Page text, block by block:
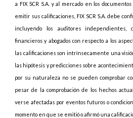
a FIX SCR S.A. y al mercado en los
emitir sus calificaciones, FIX SCR S.A. debe
incluyendo los auditores independientes,
financieros y abogados con respecto a los
las calificaciones son intrínsecamente una
las hipótesis y predicciones sobre
por su naturaleza no se pueden comprobar
pesar de la comprobación de los hechos
verse afectadas por eventos futuros o
momento en que se emitió o afirmó una